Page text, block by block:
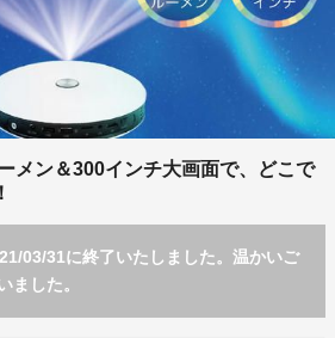
メン＆300インチ大画面で、どこで
03/31に終了いたしました。温かいご
ました。